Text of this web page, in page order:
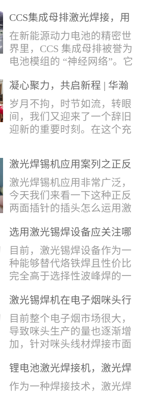
方位解决精密电子量产焊接
痛点。预制锡环焊接工艺预
制锡环焊接工艺，核心优势
明显：1.锡料定量可控：锡
环设备提前卷绕/挤压成型，
每一枚锡环锡含量标准化，
激光一次性熔融，焊点大
小、锡厚高度统一...
和，全员火力全开，全力奔
赴交付节点，用硬核产能响
应市场需求，用严苛品质回
馈每一份客户信任。市场认
的技术、高效智能的生产优
势与零缺陷的品控标准，我
们的CCS激光焊接机持续斩
获大量订单，近两月产能全
开、排期紧凑，生产线有序
整机调试、性能检测到成品
CCS集成母排激光焊接，用
微米级工艺守护新能源电池
生命线
在新能源动力电池的精密世
界里，CCS 集成母排被誉为
电池模组的 “神经网络”。它
电，更承载着电压、温度信
号的实时采集，是连接电芯
与BMS电池管理系统的关键
桥梁。而连接这一切的，正
领域十余载，没有华丽的措
辞，只有最朴实的工艺呈
现，为客户解决实实在在的
落地生产难题。决定电池安
全的“微米关卡”随着新能源
汽车与储能市场爆发式增
凝心聚力，共启新程 | 华瀚
激光年度盛典
岁月不拘，时节如流，转眼
间，我们又迎来了一个辞旧
迎新的重要时刻。在这个充
堂，共同回顾了过去一年的
奋斗与辉煌，分享了成功的
喜悦，并对新的一年充满了
无限憧憬。回望过去，铭记
经理尹建中先生发表了振奋
人心的讲话。他首先对全体
员工在过去一年中的辛勤付
出和卓越贡献表示了最衷心
的感谢，并全面回顾了公司
在过去一年里取得的各项成
激光焊锡机应用案列之正反
两面插针焊接
激光焊锡机应用非常广泛，
今天我们来看一下这种正反
两面插针的插头怎么运用激
反两面都有插针的插头，其
焊接的方式还是有一定的难
点的，第一回流焊和自动烙
铁焊都不合适，因为对面一
会烫伤，在加上有干涉，烙
铁头不方便下去，目前在大
多数情况只能采用人工焊
接，目前人工成本贵，流动
性大，焊接的品质也难保
证。 但采用激光...
选用激光锡焊设备应关注哪
些方面
目前，激光锡焊设备作为一
种能够替代烙铁焊且性价比
完全高于选择性波峰焊的一
来越多的企业关注与使用，
那么在选择激光锡焊设备方
面应该关注哪几点哪？
其一，激光锡焊接设备上
动力核心部件，激光器肯定
是锡焊接设备最至关重要的
一环。目前作为激光锡焊接
激光锡焊机在电子烟咪头行
业的应用
目前整个电子烟市场很大，
导致咪头生产的量也逐渐增
加，针对咪头线材焊接市面
统烙铁焊接，优势价格便
宜，咪头焊接自动化生产线
锂电池激光焊接机，激光焊
锡机厂家如何选？
作为一种焊接技术，激光焊